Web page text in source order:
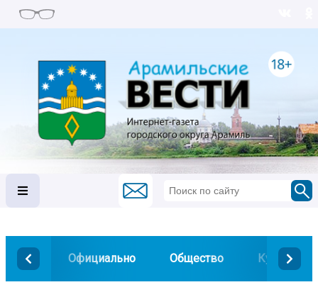
Официально Общество Культура